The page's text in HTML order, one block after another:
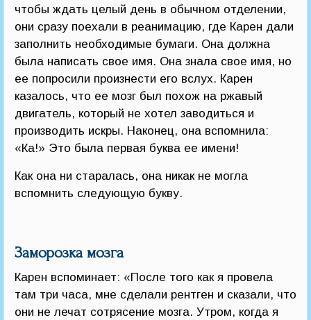
чтобы ждать целый день в обычном отделении,
они сразу поехали в реанимацию, где Карен дали
заполнить необходимые бумаги. Она должна
была написать свое имя. Она знала свое имя, но
ее попросили произнести его вслух. Карен
казалось, что ее мозг был похож на ржавый
двигатель, который не хотел заводиться и
производить искры. Наконец, она вспомнила:
«Ка!» Это была первая буква ее имени!
Как она ни старалась, она никак не могла
вспомнить следующую букву.
Заморозка мозга
Карен вспоминает: «После того как я провела
там три часа, мне сделали рентген и сказали, что
они не лечат сотрясение мозга. Утром, когда я